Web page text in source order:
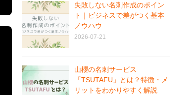
失敗しない名刺作成のポイン
ト｜ビジネスで差がつく基本
ノウハウ
2026-07-21
山櫻の名刺サービス
「TSUTAFU」とは？特徴・メ
リットをわかりやすく解説